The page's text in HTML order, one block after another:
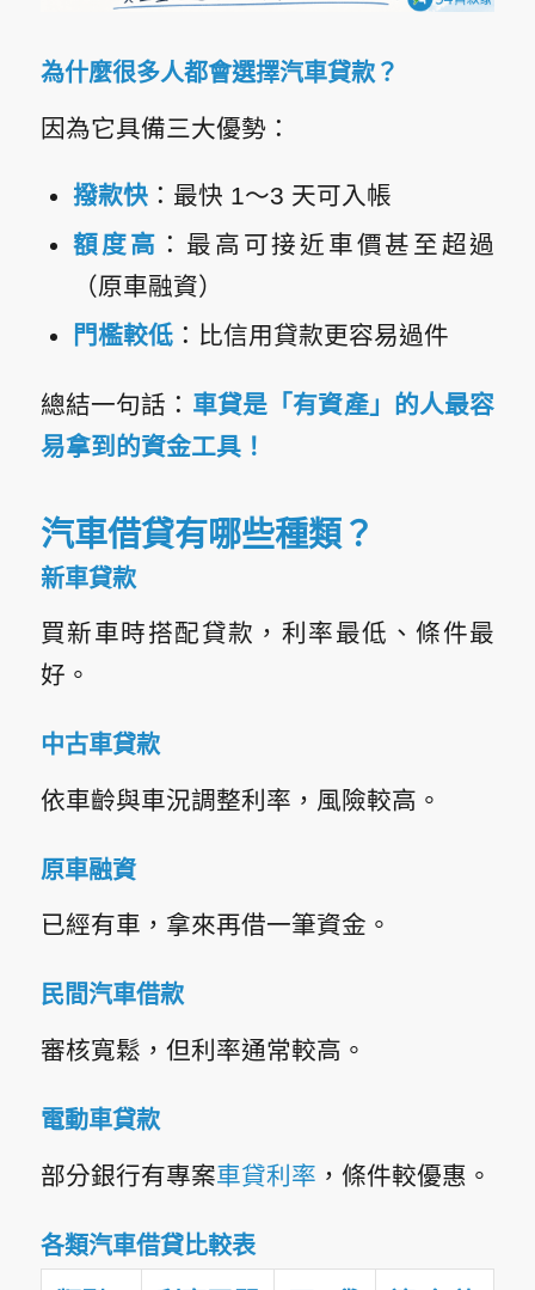
為什麼很多人都會選擇汽車貸款？
因為它具備三大優勢：
撥款快 ：最快 1～3 天可入帳
額度高 ：最高可接近車價甚至超過
（原車融資）
門檻較低 ：比信用貸款更容易過件
總結一句話： 車貸是「有資產」的人最容
易拿到的資金工具！
汽車借貸有哪些種類？
新車貸款
買新車時搭配貸款，利率最低、條件最
好。
中古車貸款
依車齡與車況調整利率，風險較高。
原車融資
已經有車，拿來再借一筆資金。
民間汽車借款
審核寬鬆，但利率通常較高。
電動車貸款
部分銀行有專案車貸利率 ，條件較優惠。
各類汽車借貸比較表